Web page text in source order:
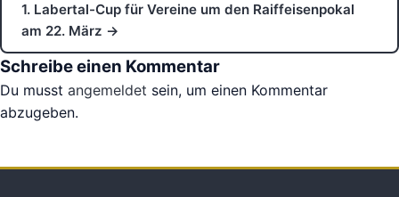
1. Labertal-Cup für Vereine um den Raiffeisenpokal
am 22. März →
Schreibe einen Kommentar
Du musst angemeldet sein, um einen Kommentar
abzugeben.